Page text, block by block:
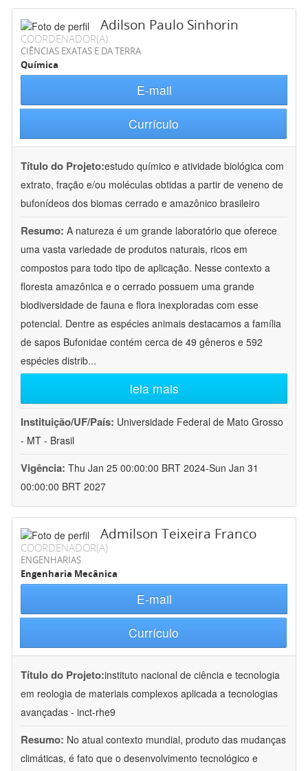
Adilson Paulo Sinhorin
COORDENADOR(A)
CIÊNCIAS EXATAS E DA TERRA
Química
E-mail
Currículo
Título do Projeto:estudo químico e atividade biológica com
extrato, fração e/ou moléculas obtidas a partir de veneno de
bufonídeos dos biomas cerrado e amazônico brasileiro
Resumo: A natureza é um grande laboratório que oferece
uma vasta variedade de produtos naturais, ricos em
compostos para todo tipo de aplicação. Nesse contexto a
floresta amazônica e o cerrado possuem uma grande
biodiversidade de fauna e flora inexploradas com esse
potencial. Dentre as espécies animais destacamos a família
de sapos Bufonidae contém cerca de 49 gêneros e 592
espécies distrib...
leia mais
Instituição/UF/País: Universidade Federal de Mato Grosso
- MT - Brasil
Vigência: Thu Jan 25 00:00:00 BRT 2024-Sun Jan 31
00:00:00 BRT 2027
Admilson Teixeira Franco
COORDENADOR(A)
ENGENHARIAS
Engenharia Mecânica
E-mail
Currículo
Título do Projeto:instituto nacional de ciência e tecnologia
em reologia de materiais complexos aplicada a tecnologias
avançadas - inct-rhe9
Resumo: No atual contexto mundial, produto das mudanças
climáticas, é fato que o desenvolvimento tecnológico e